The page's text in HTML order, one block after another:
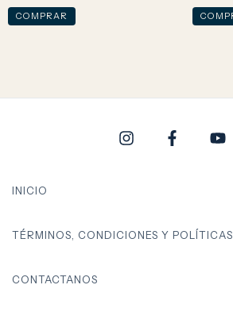
INICIO
TÉRMINOS, CONDICIONES Y POLÍTICAS
CONTACTANOS